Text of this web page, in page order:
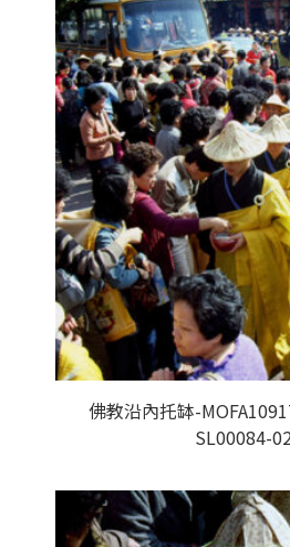
佛教沿內托缽-
SL00084-